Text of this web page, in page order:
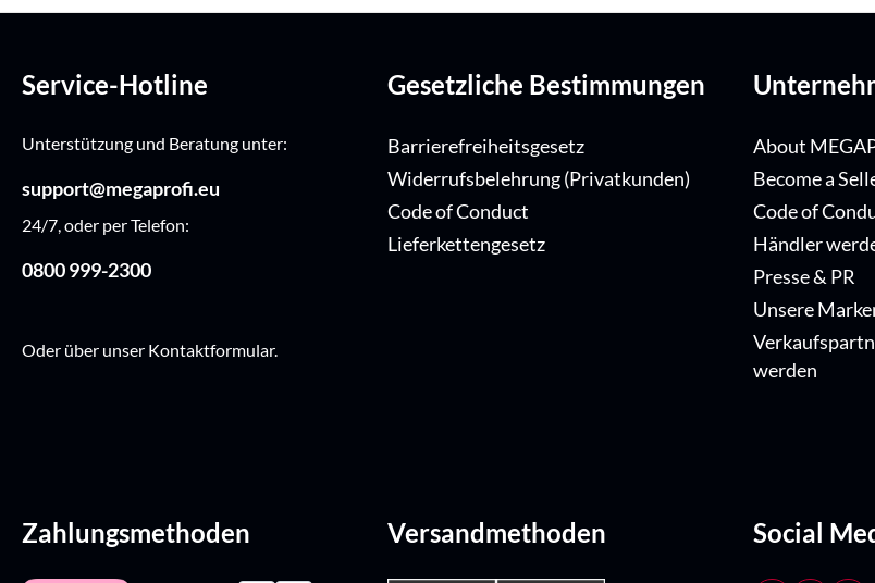
Service-Hotline
Unterstützung und Beratung unter:
support@megaprofi.eu
24/7, oder per Telefon:
0800 999-2300
Oder über unser Kontaktformular.
Gesetzliche Bestimmungen
Barrierefreiheitsgesetz
Widerrufsbelehrung (Privatkunden)
Code of Conduct
Lieferkettengesetz
About
Become a
Code of
Händler
Presse & PR
Unsere
werden
Zahlungsmethoden Versandmethoden Social